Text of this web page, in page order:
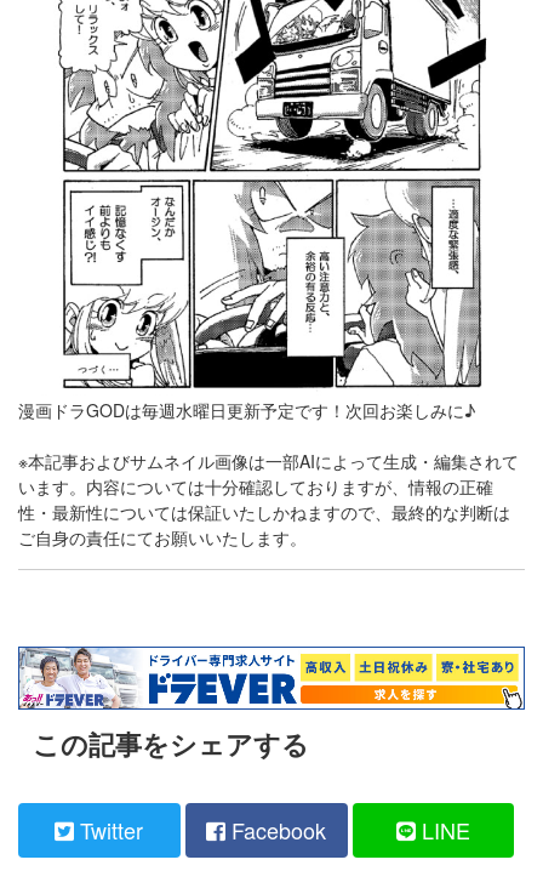
漫画ドラGODは毎週水曜日更新予定です！次回お楽しみに♪
※本記事およびサムネイル画像は一部AIによって生成・編集されて
います。内容については十分確認しておりますが、情報の正確
性・最新性については保証いたしかねますので、最終的な判断は
ご自身の責任にてお願いいたします。
この記事をシェアする
Twitter Facebook LINE